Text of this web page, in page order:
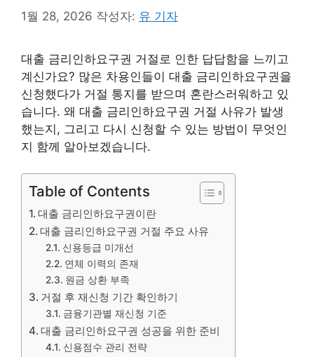
1월 28, 2026 작성자: 유 기자
대출 금리인하요구권 거절로 인한 답답함을 느끼고
계신가요? 많은 차용인들이 대출 금리인하요구권을
신청했다가 거절 통지를 받으며 혼란스러워하고 있
습니다. 왜 대출 금리인하요구권 거절 사유가 발생
했는지, 그리고 다시 신청할 수 있는 방법이 무엇인
지 함께 알아보겠습니다.
Table of Contents
대출 금리인하요구권이란
대출 금리인하요구권 거절 주요 사유
신용등급 미개선
연체 이력의 존재
원금 상환 부족
거절 후 재신청 기간 확인하기
금융기관별 재신청 기준
대출 금리인하요구권 성공을 위한 준비
신용점수 관리 전략